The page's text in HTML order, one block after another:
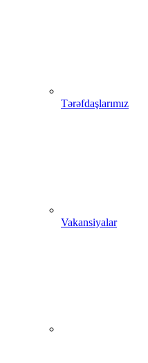
Tərəfdaşlarımız
Vakansiyalar